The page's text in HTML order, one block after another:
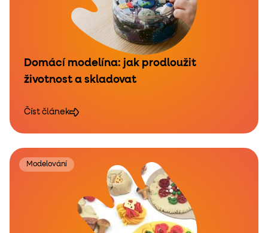
Domácí modelína: jak prodloužit
životnost a skladovat
Číst článek
Modelování